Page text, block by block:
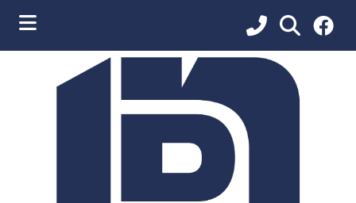
(Vie municipale )
(Services aux citoyens )
(Développement et urbanisme )